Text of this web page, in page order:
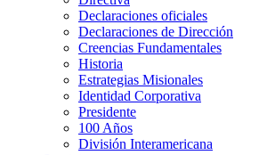
Declaraciones oficiales
Declaraciones de Dirección
Creencias Fundamentales
Historia
Estrategias Misionales
Identidad Corporativa
Presidente
100 Años
División Interamericana